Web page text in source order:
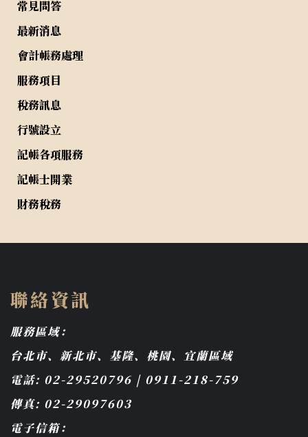
常見問答
最新消息
會計帳務處理
服務項目
稅務訊息
行號設立
記帳各項服務
記帳士開業
財務稅務
聯絡資訊
服務區域：
台北市、新北市、基隆、桃園、宜蘭區域
電話: 02-29520796 | 0911-218-759
傳真: 02-29097603
電子信箱：